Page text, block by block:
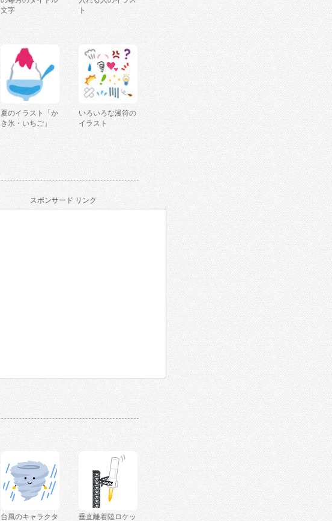
文字
ト
夏のイラスト「か
き氷・いちご」
いろいろな漫符の
イラスト
スポンサード リンク
台風のキャラクタ
垂直離着陸ロケッ